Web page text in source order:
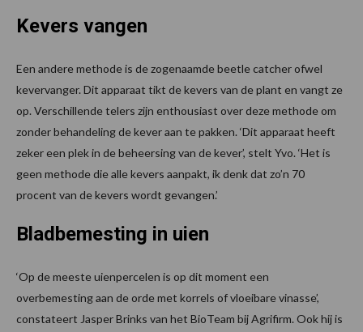
Kevers vangen
Een andere methode is de zogenaamde beetle catcher ofwel
kevervanger. Dit apparaat tikt de kevers van de plant en vangt ze
op. Verschillende telers zijn enthousiast over deze methode om
zonder behandeling de kever aan te pakken. ‘Dit apparaat heeft
zeker een plek in de beheersing van de kever’, stelt Yvo. ‘Het is
geen methode die alle kevers aanpakt, ik denk dat zo’n 70
procent van de kevers wordt gevangen.’
Bladbemesting in uien
‘Op de meeste uienpercelen is op dit moment een
overbemesting aan de orde met korrels of vloeibare vinasse’,
constateert Jasper Brinks van het BioTeam bij Agrifirm. Ook hij is